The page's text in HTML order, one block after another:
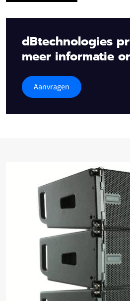
dBtechnologies
meer informatie
Aanvragen